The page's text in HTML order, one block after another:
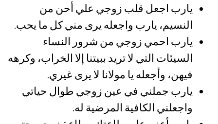
يارب اجعل قلب زوجي علي أحن من
النسيم، يارب واجعله يرى مني كل ما يحب.
يارب احمي زوجي من شرور النساء
السيئات التي لا تريد ببيتنا إلا الخراب، وكرهه
فيهن، وأجعله يا مولانا لا يرى غيري.
يارب جملني في عين زوجي طوال حياتي
واجعلني الكافية المرضية له.